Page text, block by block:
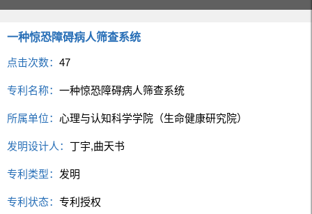
一种惊恐障碍病人筛查系统
点击次数：47
专利名称：一种惊恐障碍病人筛查系统
所属单位：心理与认知科学学院（生命健康研究院）
发明设计人：丁宇,曲天书
专利类型： 发明
专利状态：专利授权